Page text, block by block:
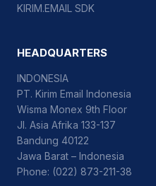
KIRIM.EMAIL SDK
HEADQUARTERS
INDONESIA
PT. Kirim Email Indonesia
Wisma Monex 9th Floor
Jl. Asia Afrika 133-137
Bandung 40122
Jawa Barat – Indonesia
Phone: (022) 873-211-38